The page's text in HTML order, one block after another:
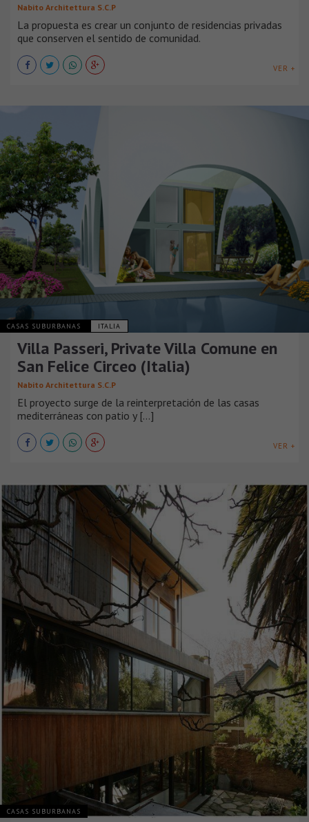
Nabito Architettura S.C.P
La propuesta es crear un conjunto de residencias privadas
que conserven el sentido de comunidad.
VER +
CASAS SUBURBANAS ITALIA
Villa Passeri, Private Villa Comune en
San Felice Circeo (Italia)
Nabito Architettura S.C.P
El proyecto surge de la reinterpretación de las casas
mediterráneas con patio y [...]
VER +
CASAS SUBURBANAS